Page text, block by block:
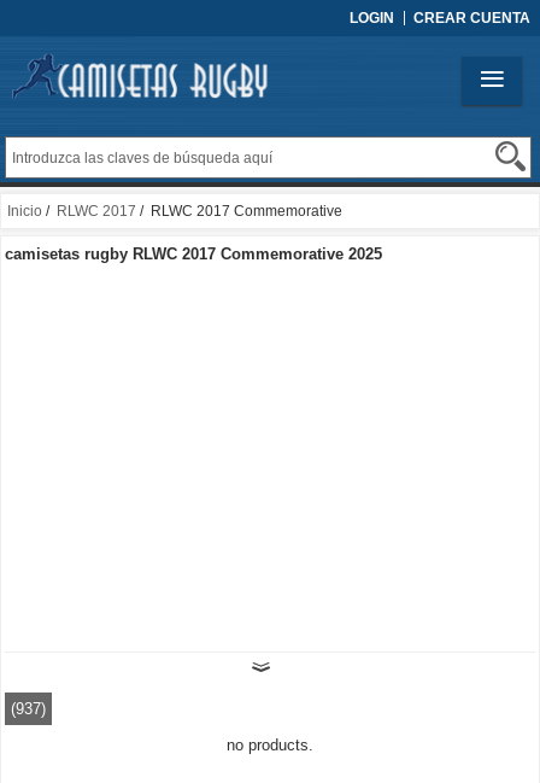
LOGIN CREAR CUENTA
Inicio / RLWC 2017 / RLWC 2017 Commemorative
camisetas rugby RLWC 2017 Commemorative 2025
(937)
no products.